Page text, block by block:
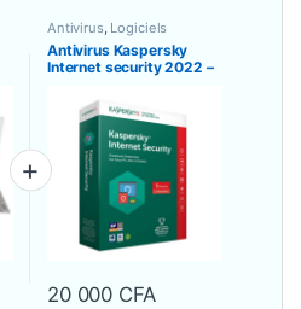
Antivirus, Logiciels
Antivirus Kaspersky
Internet security 2022 –
20 000 CFA